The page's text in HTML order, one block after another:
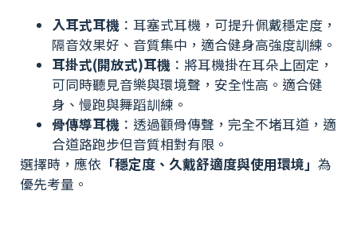
入耳式耳機 ：耳塞式耳機，可提升佩戴穩定度，
隔音效果好、音質集中，適合健身高強度訓練。
耳掛式(開放式)耳機 ：將耳機掛在耳朵上固定，
可同時聽見音樂與環境聲，安全性高。適合健
身、慢跑與舞蹈訓練。
骨傳導耳機 ：透過顴骨傳聲，完全不堵耳道，適
合道路跑步但音質相對有限。
選擇時，應依 「穩定度、久戴舒適度與使用環境」 為
優先考量。